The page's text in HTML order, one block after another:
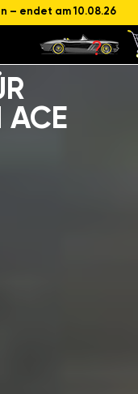
– endet am 10.08.26
ACE